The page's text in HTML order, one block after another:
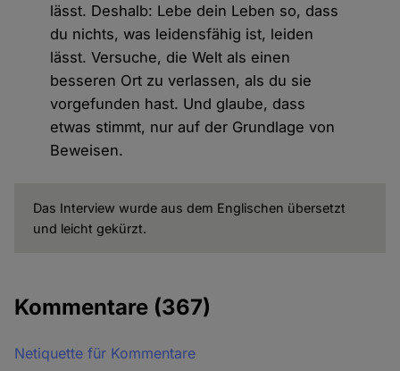
lässt. Deshalb: Lebe dein Leben so, dass
du nichts, was leidensfähig ist, leiden
lässt. Versuche, die Welt als einen
besseren Ort zu verlassen, als du sie
vorgefunden hast. Und glaube, dass
etwas stimmt, nur auf der Grundlage von
Beweisen.
Das Interview wurde aus dem Englischen übersetzt
und leicht gekürzt.
Kommentare (367)
Netiquette für Kommentare